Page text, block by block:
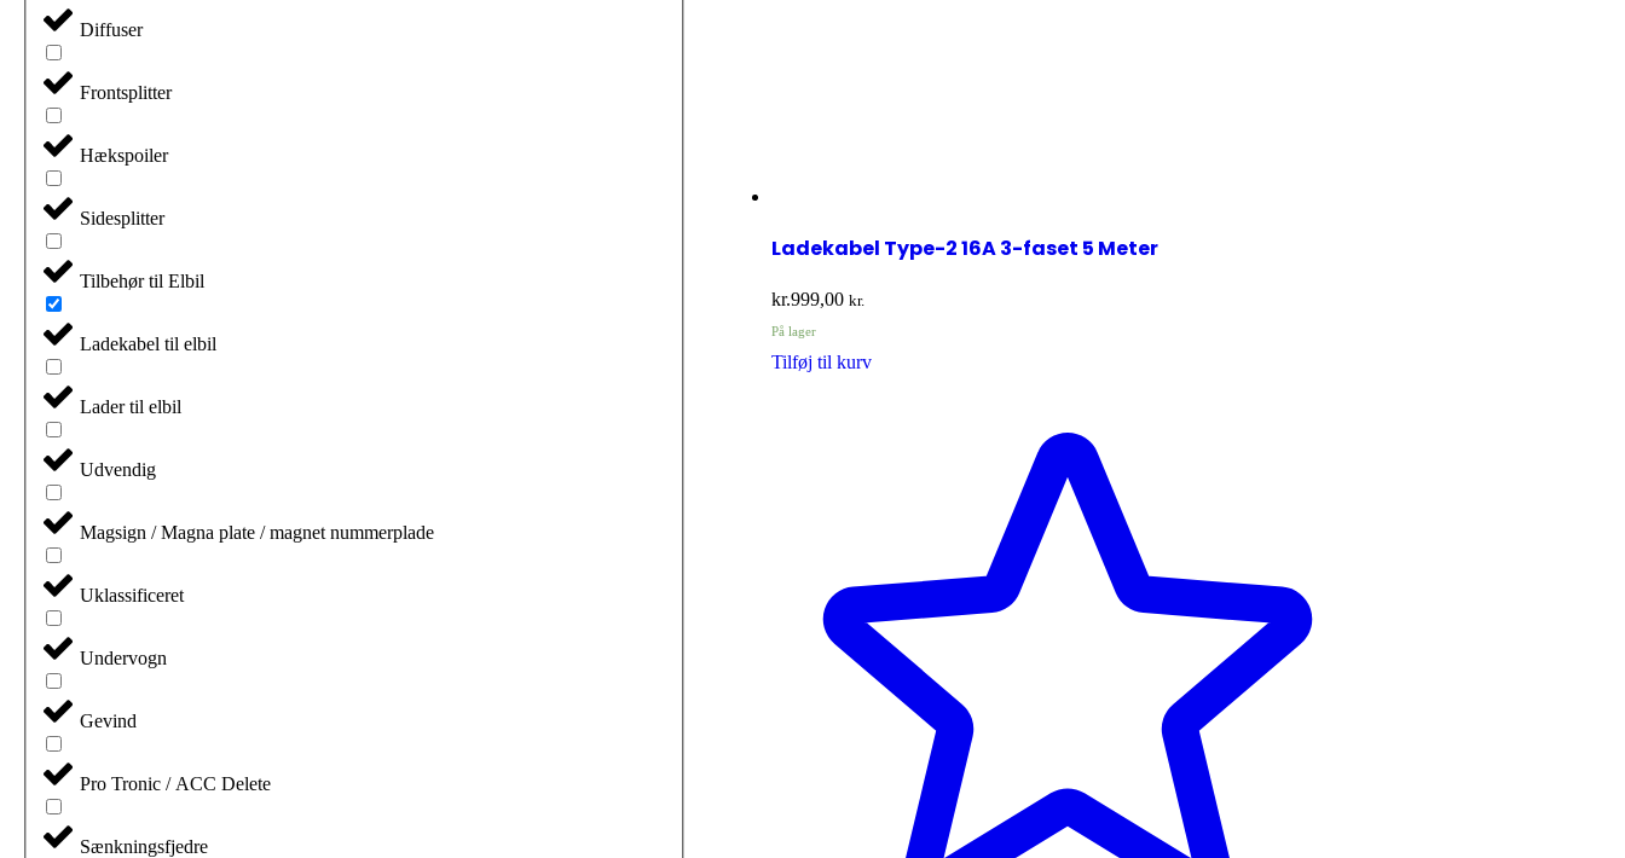
Diffuser
Frontsplitter
Hækspoiler
Sidesplitter
Tilbehør til Elbil
Ladekabel til elbil
Lader til elbil
Udvendig
Magsign / Magna plate / magnet nummerplade
Uklassificeret
Undervogn
Gevind
Pro Tronic / ACC Delete
Sænkningsfjedre
Ladekabel Type-2 16A 3-faset 5 Meter
kr.999,00 kr.
På lager
Tilføj til kurv